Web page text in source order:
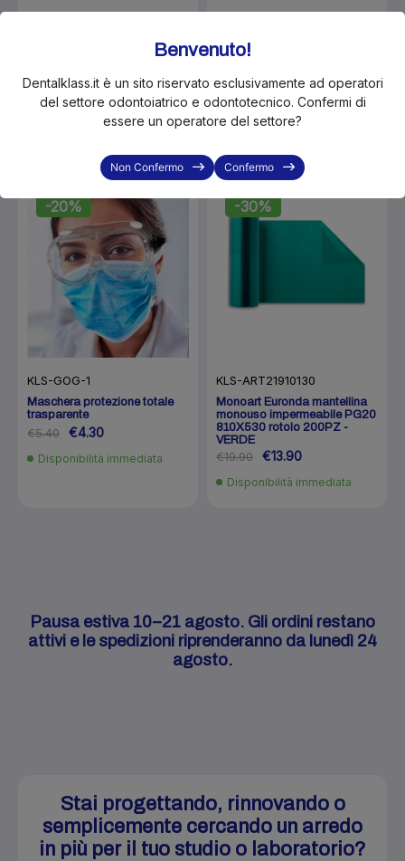
Guanti in Lattice con polvere
€5.50 €4.50
Guanti in Lattice senza
€6.50 €4.65
Disponibilità immediata
-20%
KLS-GOG-1
Maschera protezione totale
trasparente
€5.40 €4.30
Disponibilità immediata
In Offerta!
-30%
KLS-ART21910130
Monoart Euronda mantellina
monouso impermeabile PG20
810X530 rotolo 200PZ -
VERDE
€19.90 €13.90
Disponibilità immediata
Pausa estiva 10–21 agosto. Gli ordini restano
attivi e le spedizioni riprenderanno da lunedì 24
agosto.
Stai progettando, rinnovando o
semplicemente cercando un arredo
in più per il tuo studio o laboratorio?
Benvenuto!
Dentalklass.it è un sito riservato esclusivamente ad operatori
del settore odontoiatrico e odontotecnico. Confermi di
essere un operatore del settore?
Non Confermo Confermo